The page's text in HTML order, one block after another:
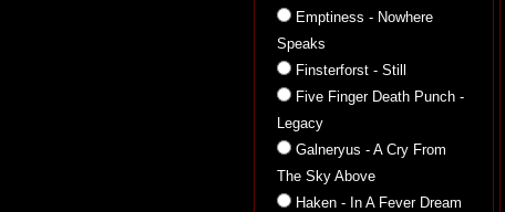
Emptiness - Nowhere
Speaks
Finsterforst - Still
Five Finger Death Punch -
Legacy
Galneryus - A Cry From
The Sky Above
Haken - In A Fever Dream